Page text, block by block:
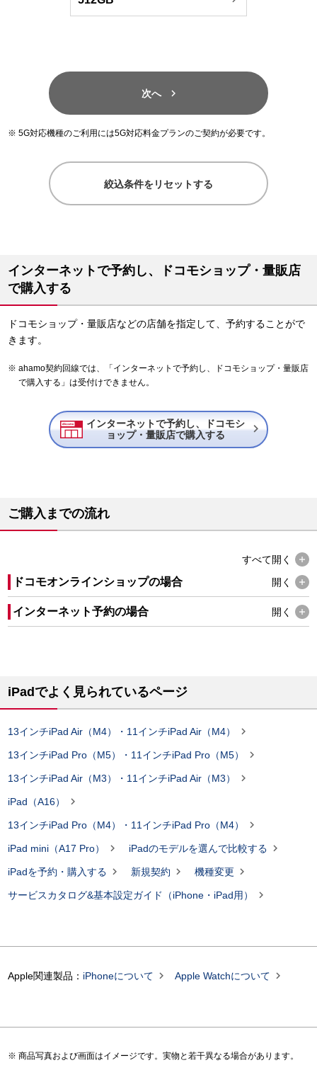
次へ 
5G対応機種のご利用には5G対応料金プランのご契約が必要です。
絞込条件をリセットする
インターネットで予約し、ドコモショップ・量販店
で購入する
ドコモショップ・量販店などの店舗を指定して、予約することがで
きます。
ahamo契約回線では、「インターネットで予約し、ドコモショップ・量販店
で購入する」は受付けできません。
インターネットで予約し、ドコモシ
ョップ・量販店で購入する

ご購入までの流れ
すべて開く
ドコモオンラインショップの場合 開く
インターネット予約の場合 開く
iPadでよく見られているページ
13インチiPad Air（M4）・11インチiPad Air（M4） 
13インチiPad Pro（M5）・11インチiPad Pro（M5） 
13インチiPad Air（M3）・11インチiPad Air（M3） 
iPad（A16） 
13インチiPad Pro（M4）・11インチiPad Pro（M4） 
iPad mini（A17 Pro）  iPadのモデルを選んで比較する 
iPadを予約・購入する  新規契約  機種変更 
サービスカタログ&基本設定ガイド（iPhone・iPad用） 
Apple関連製品： iPhoneについて  Apple Watchについて 
商品写真および画面はイメージです。実物と若干異なる場合があります。